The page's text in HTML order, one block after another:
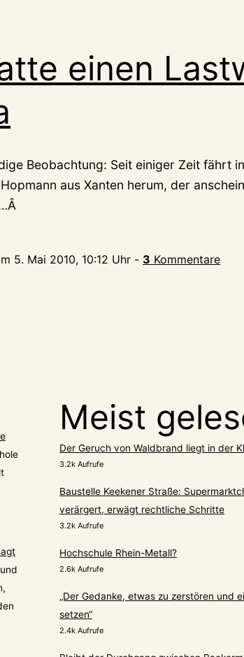
einen
Beobachtung: Seit einiger Zeit fährt
aus Xanten herum, der
5. Mai 2010, 10:12 Uhr - 3 Kommentare
Meist
Der Geruch von Waldbrand liegt in der
3.2k Aufrufe
Baustelle Keekener Straße:
verärgert, erwägt rechtliche Schritte
3.2k Aufrufe
Hochschule Rhein-Metall?
2.6k Aufrufe
„Der Gedanke, etwas zu zerstören und
setzen“
2.4k Aufrufe